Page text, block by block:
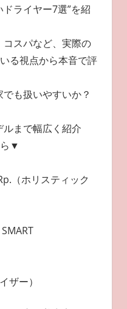
ライヤー7選”を紹
スパなど、実際の
る視点から本音で評
も扱いやすいか？
まで幅広く紹介
▼
（ホリスティック
ザー）